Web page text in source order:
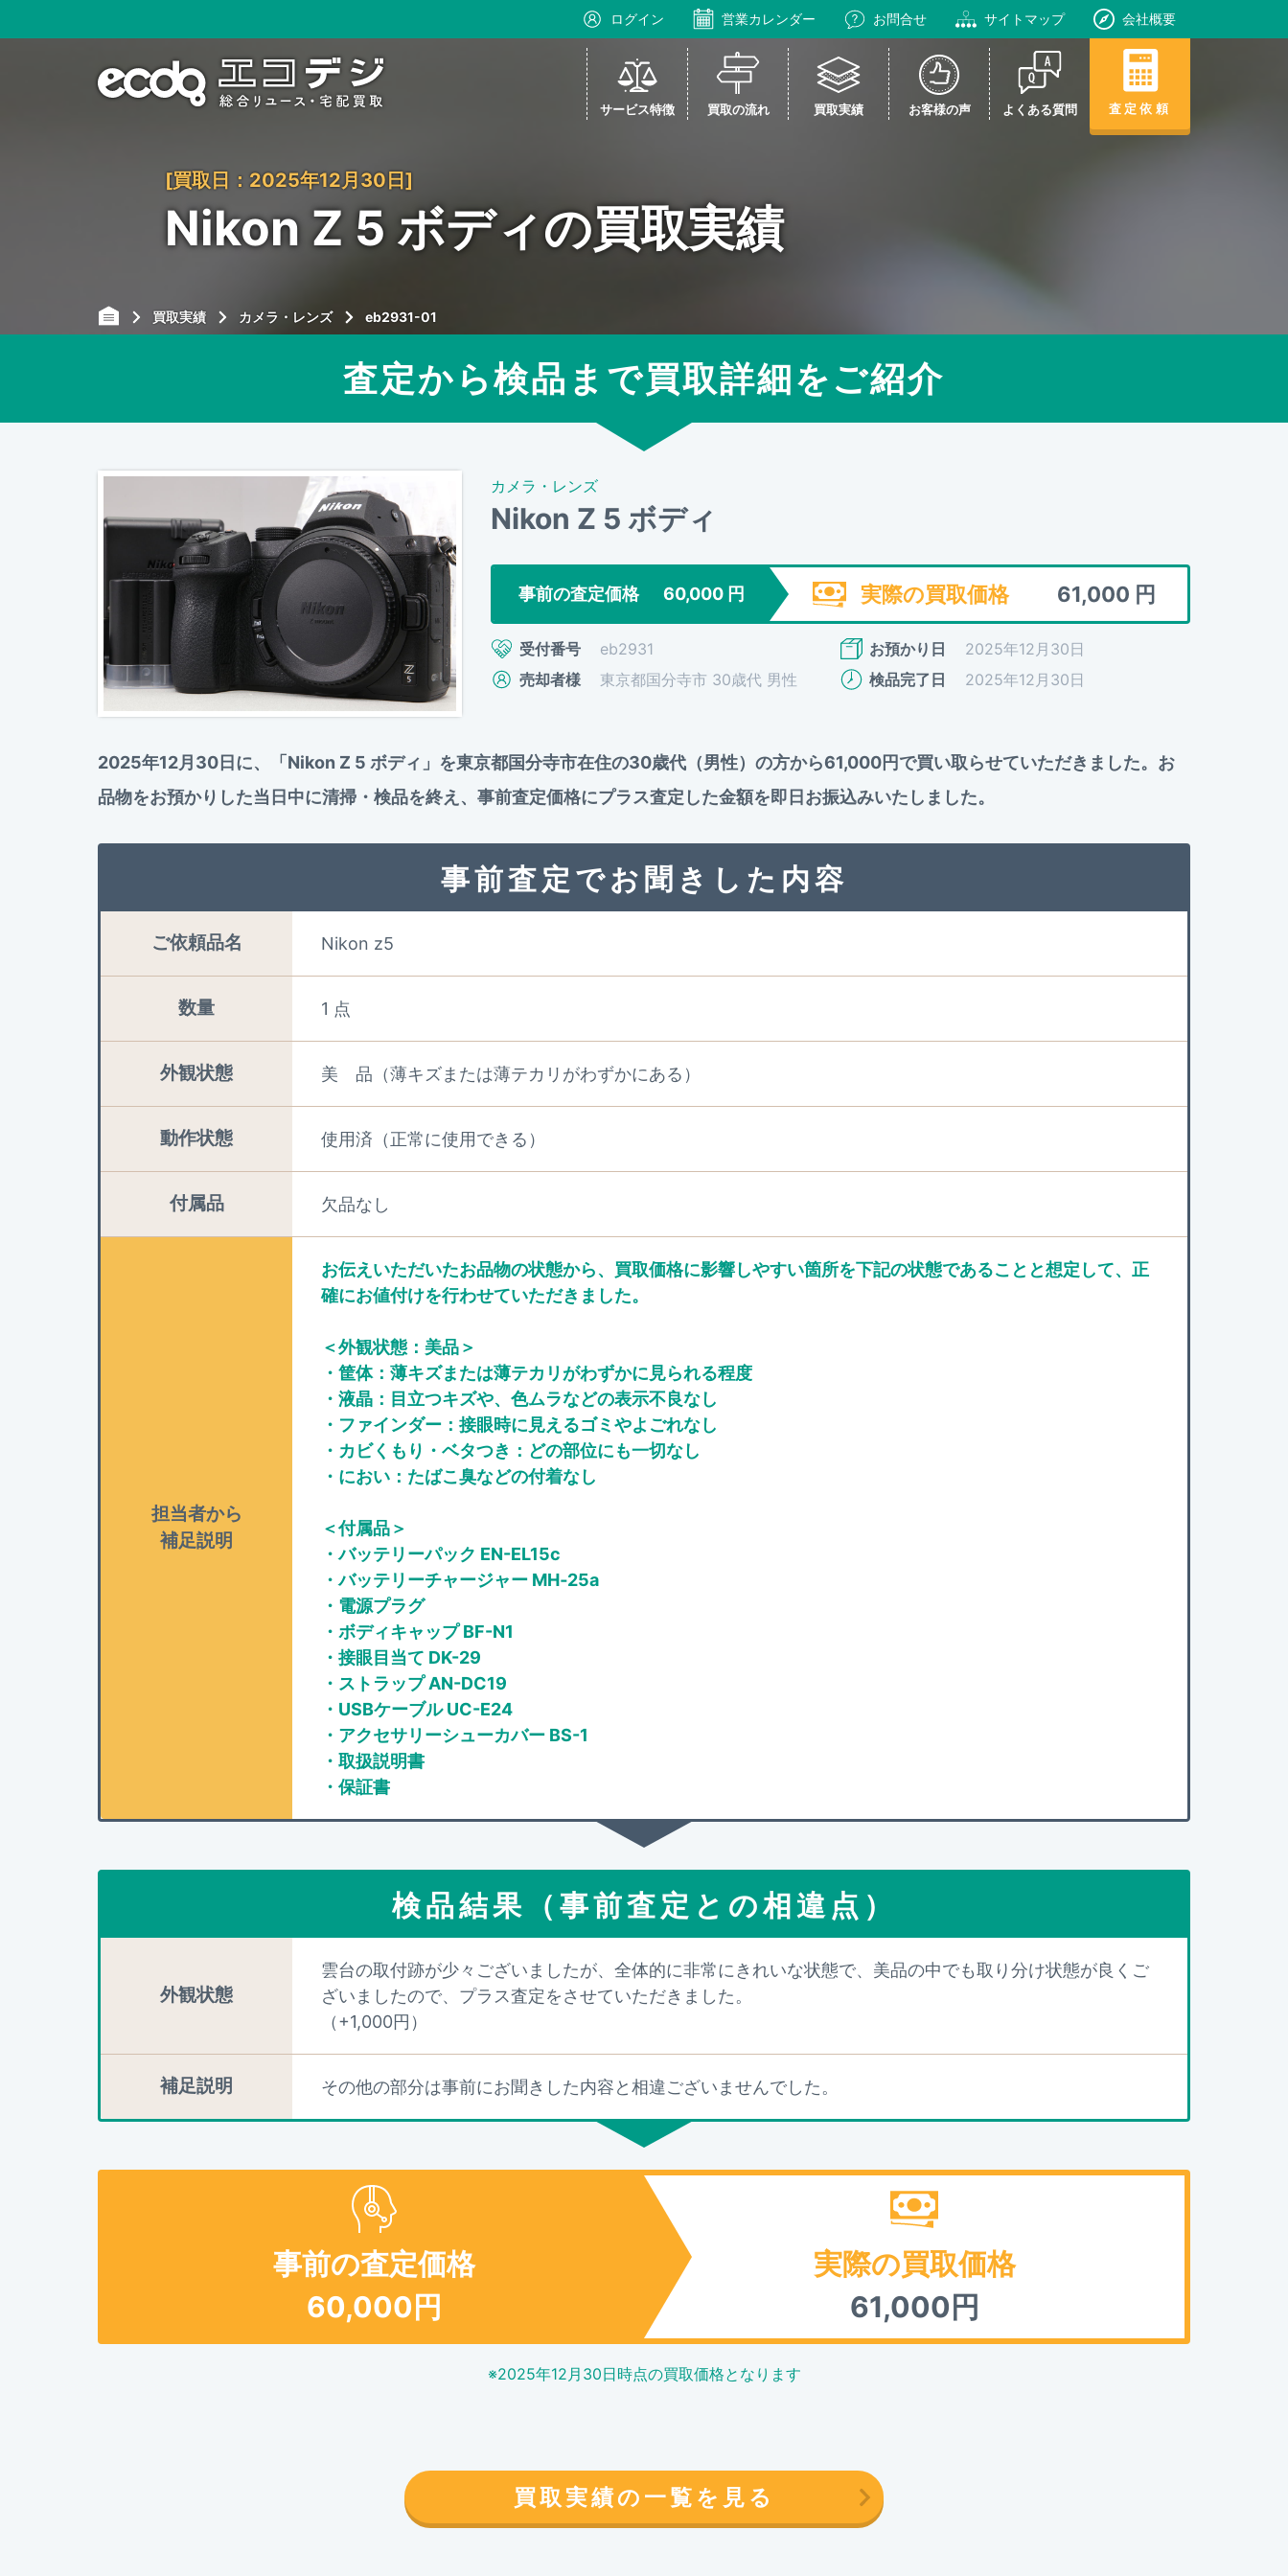
ログイン 営業カレンダー お問合せ サイトマップ 会社概要
サービス特徴 買取の流れ 買取実績 お客様の声 よくある質問 査定依頼
[買取日：2025年12月30日]
Nikon Z 5 ボディの買取実績
買取実績 カメラ・レンズ eb2931-01
査定から検品まで買取詳細をご紹介
カメラ・レンズ
Nikon Z 5 ボディ
事前の査定価格 60,000円 実際の買取価格 61,000 円
受付番号
eb2931
売却者様
東京都国分寺市 30歳代 男性
お預かり日
2025年12月30日
検品完了日
2025年12月30日
2025年12月30日に、「Nikon Z 5 ボディ」を東京都国分寺市在住の30歳代（男性）の方から61,000円で買い取らせていただきました。お
品物をお預かりした当日中に清掃・検品を終え、事前査定価格にプラス査定した金額を即日お振込みいたしました。
事前査定でお聞きした内容
ご依頼品名 Nikon z5
数量 1 点
外観状態 美 品（薄キズまたは薄テカリがわずかにある）
動作状態 使用済（正常に使用できる）
付属品 欠品なし
担当者から
補足説明
お伝えいただいたお品物の状態から、買取価格に影響しやすい箇所を下記の状態であることと想定して、正
確にお値付けを行わせていただきました。
＜外観状態：美品＞
・筐体：薄キズまたは薄テカリがわずかに見られる程度
・液晶：目立つキズや、色ムラなどの表示不良なし
・ファインダー：接眼時に見えるゴミやよごれなし
・カビくもり・ベタつき：どの部位にも一切なし
・におい：たばこ臭などの付着なし
＜付属品＞
・バッテリーパック EN-EL15c
・バッテリーチャージャー MH‑25a
・電源プラグ
・ボディキャップ BF-N1
・接眼目当て DK-29
・ストラップ AN-DC19
・USBケーブル UC-E24
・アクセサリーシューカバー BS-1
・取扱説明書
・保証書
検品結果（事前査定との相違点）
外観状態
雲台の取付跡が少々ございましたが、全体的に非常にきれいな状態で、美品の中でも取り分け状態が良くご
ざいましたので、プラス査定をさせていただきました。
（+1,000円）
補足説明 その他の部分は事前にお聞きした内容と相違ございませんでした。
事前の査定価格
60,000 円
実際の買取価格
61,000 円
※2025年12月30日時点の買取価格となります
買取実績の一覧を見る